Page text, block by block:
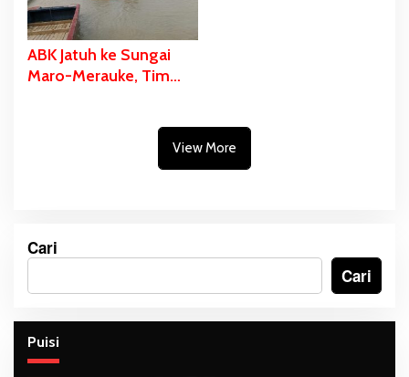
ABK Jatuh ke Sungai
Maro-Merauke, Tim
View More
Cari
Cari
Puisi